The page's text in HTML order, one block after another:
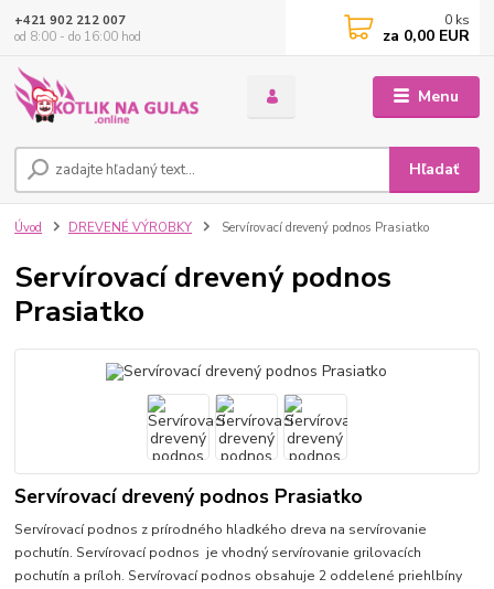
Menu
Hľadať
+421 902 212 007
od 8:00 - do 16:00 hod
0 ks
za 0,00 EUR
Úvod DREVENÉ VÝROBKY Servírovací drevený podnos Prasiatko
Servírovací drevený podnos
Prasiatko
Servírovací drevený podnos Prasiatko
Servírovací podnos z prírodného hladkého dreva na servírovanie
pochutín. Servírovací podnos je vhodný servírovanie grilovacích
pochutín a príloh. Servírovací podnos obsahuje 2 oddelené priehlbíny